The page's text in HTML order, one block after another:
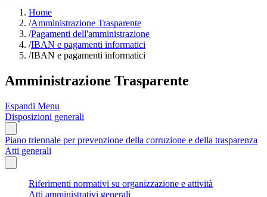
Home
/Amministrazione Trasparente
/Pagamenti dell'amministrazione
/IBAN e pagamenti informatici
/IBAN e pagamenti informatici
Amministrazione Trasparente
Espandi Menu
Disposizioni generali
Piano triennale per prevenzione della corruzione e della trasparenza
Atti generali
Riferimenti normativi su organizzazione e attività
Atti amministrativi generali